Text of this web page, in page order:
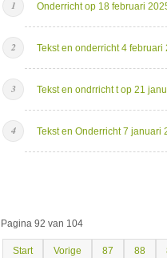
Onderricht op 18 februari
Tekst en onderricht 4 februari
Tekst en ondrricht t op 21
Tekst en Onderricht 7 januari
Pagina 92 van 104
Start Vorige 87 88